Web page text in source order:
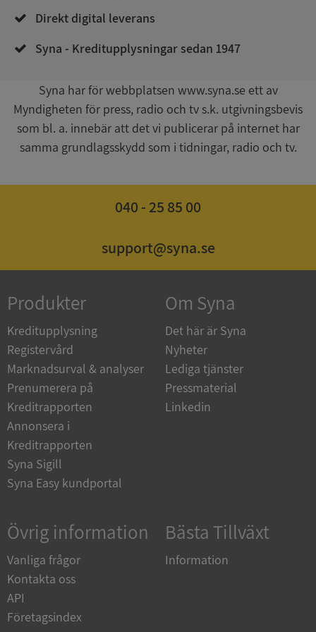
Direkt digital leverans
Syna - Kreditupplysningar sedan 1947
Syna har för webbplatsen www.syna.se ett av
Myndigheten för press, radio och tv s.k. utgivningsbevis
som bl. a. innebär att det vi publicerar på internet har
samma grundlagsskydd som i tidningar, radio och tv.
040 - 25 85 00
support@syna.se
Produkter
Kreditupplysning
Registervård
Marknadsurval & analyser
Prenumerera på
Kreditrapporten
Annonsera i
Kreditrapporten
Syna Sigill
Syna Easy kundportal
Om Syna
Det här är Syna
Nyheter
Lediga tjänster
Pressmaterial
Linkedin
Övrig information
Vanliga frågor
Kontakta oss
API
Företagsindex
Bästa Tillväxt
Information
Microsoft
Corporation
de.syna.se
ARRAffinity
Microsoft
__RequestVerificationToken
Microsoft
Corporation
CookieScript
.syna.se